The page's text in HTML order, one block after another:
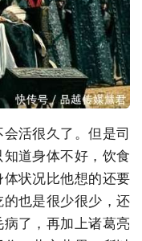
活很久了。但是司
道身体不好，饮食
状况比他想的还要
也是很少很少，还
了，再加上诸葛亮